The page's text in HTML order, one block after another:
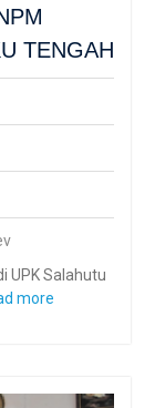
TENGAH
UPK Salahutu
more